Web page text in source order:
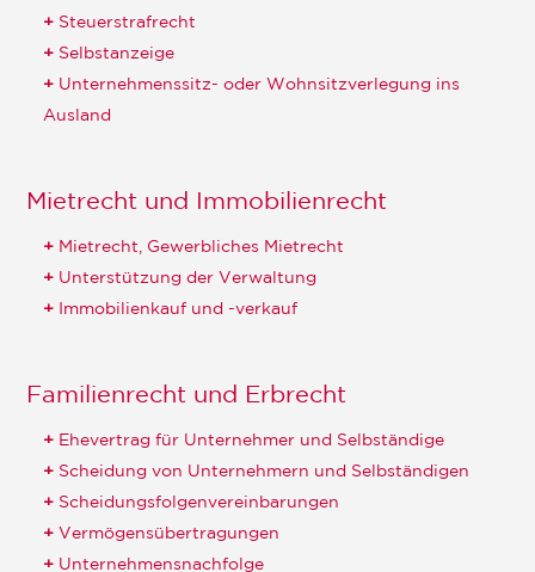
Steuerstrafrecht
Selbstanzeige
Unternehmenssitz- oder Wohnsitzverlegung ins
Ausland
Mietrecht und Immobilienrecht
Mietrecht, Gewerbliches Mietrecht
Unterstützung der Verwaltung
Immobilienkauf und -verkauf
Familienrecht und Erbrecht
Ehevertrag für Unternehmer und Selbständige
Scheidung von Unternehmern und Selbständigen
Scheidungsfolgenvereinbarungen
Vermögensübertragungen
Unternehmensnachfolge